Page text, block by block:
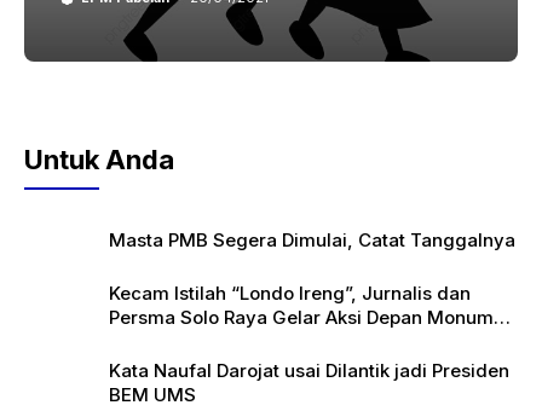
Untuk Anda
Masta PMB Segera Dimulai, Catat Tanggalnya
Kecam Istilah “Londo Ireng”, Jurnalis dan
Persma Solo Raya Gelar Aksi Depan Monumen
Kata Naufal Darojat usai Dilantik jadi Presiden
BEM UMS